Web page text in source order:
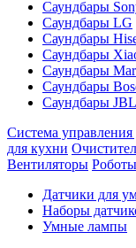
Саундбары
Саундбары LG
Саундбары
Саундбары
Саундбары
Саундбары
Саундбары JBL
Система
для кухни
Вентиляторы
Датчики для
Наборы
Умные лампы